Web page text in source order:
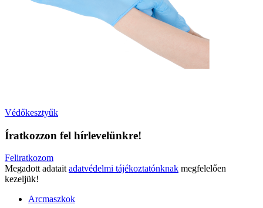
Védőkesztyűk
Íratkozzon fel hírlevelünkre!
Feliratkozom
Megadott adatait adatvédelmi tájékoztatónknak megfelelően
kezeljük!
Arcmaszkok